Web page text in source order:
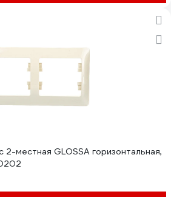
местная GLOSSA горизонтальная,